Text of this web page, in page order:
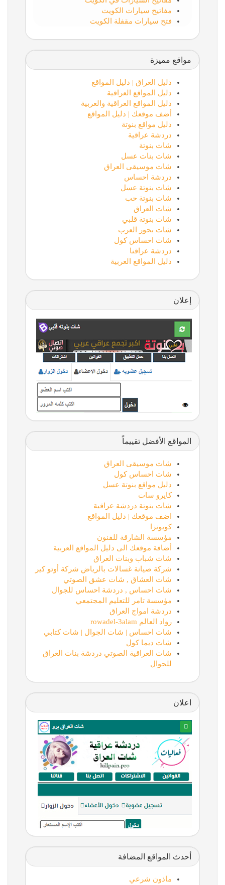
مفاتيح سيارات الكويت
فتح سيارات مقفلة الكويت
مواقع مميزة
دليل العراق | دليل المواقع
دليل المواقع العراقية
دليل المواقع العراقية والعربية
أضف موقعك | دليل المواقع
دليل مواقع بنوتة
دردشة عراقية
شات بنوتة
شات بنات عسل
شات موسيقى العراق
دردشة احساس
شات بنوتة عسل
شات بنوتة حب
شات العراق
شات بنوتة قلبي
شات بحور العرب
شات احساس كول
دردشة عراقنا
دليل المواقع العربية
إعلان
المواقع الأفضل تقييماً
شات موسيقى العراق
شات احساس كول
دليل مواقع بنوتة عسل
كايرو سات
شات بنوتة دردشة عراقية
اضف موقعك | دليل المواقع
كوبونزا
مؤسسة الشارقة للفنون
أضافة موقعك الى دليل المواقع العربية
شات شباب وبنات العراق
شركة صيانة غسالات بالرياض شركة أوتو كير
شات العشاق , شات عشق الصوتي
شات احساس , دردشة احساس للجوال
مؤسسة تامر للتعليم المجتمعي
دردشة امواج العراق
رواد العالم rowadel-3alam
شات احساس | شات الجوال | شات كتابي
شات ديما كول
شات العراقية الصوتي دردشة بنات العراق
للجوال
اعلان
أحدث المواقع المضافة
ماذون شرعي